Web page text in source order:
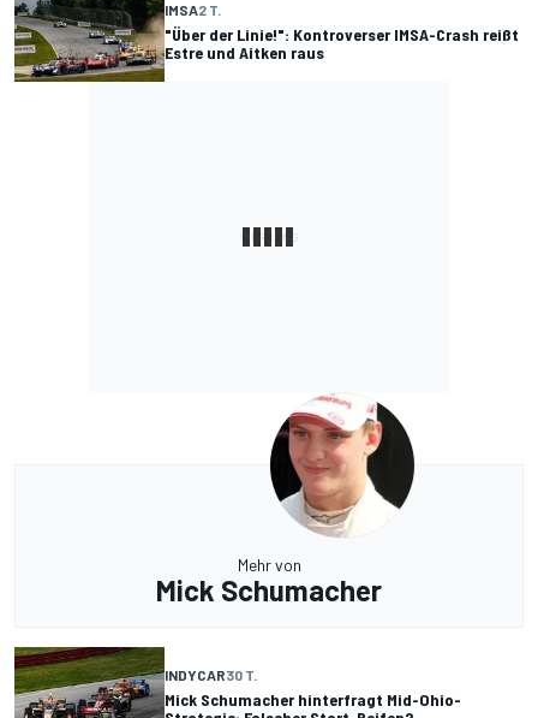
IMSA2 T.
"Über der Linie!": Kontroverser IMSA-Crash reißt
Estre und Aitken raus
Mehr von
Mick Schumacher
INDYCAR30 T.
Mick Schumacher hinterfragt Mid-Ohio-